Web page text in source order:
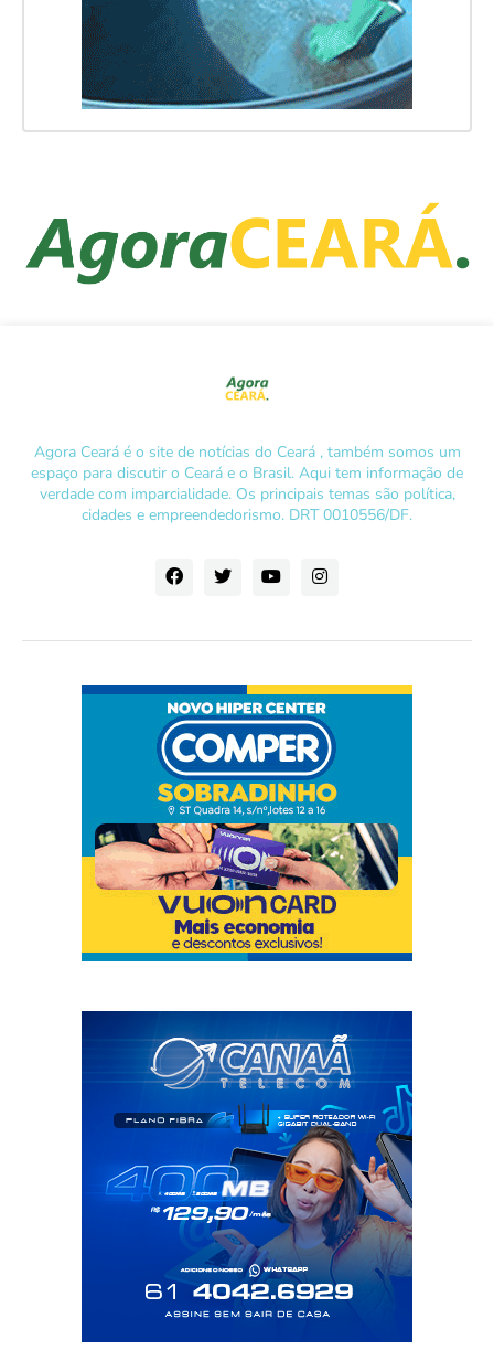
Agora Ceará é o site de notícias do Ceará , também somos um
espaço para discutir o Ceará e o Brasil. Aqui tem informação de
verdade com imparcialidade. Os principais temas são política,
cidades e empreendedorismo. DRT 0010556/DF.